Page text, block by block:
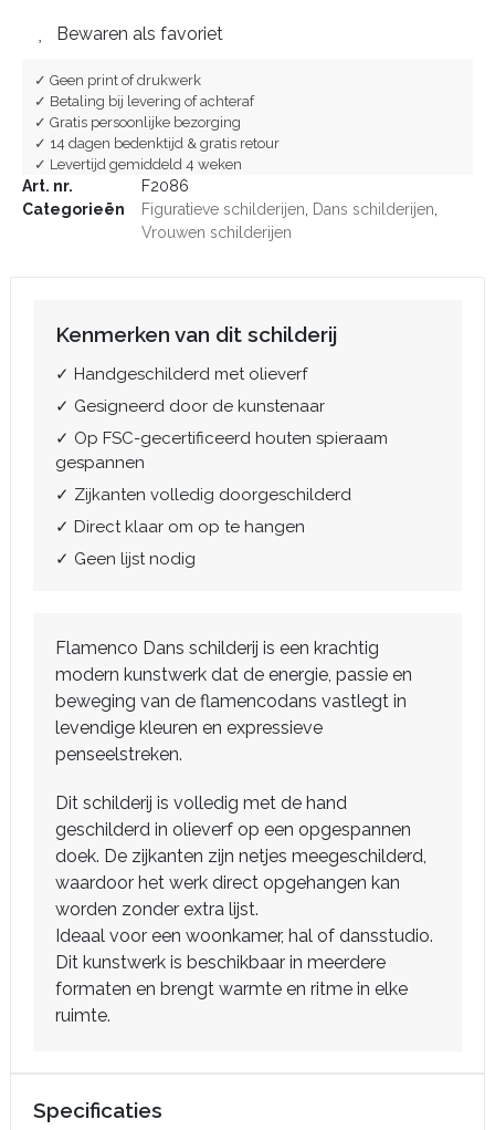
Bewaren als favoriet
✓ Geen print of drukwerk
✓ Betaling bij levering of achteraf
✓ Gratis persoonlijke bezorging
✓ 14 dagen bedenktijd & gratis retour
✓ Levertijd gemiddeld 4 weken
Art. nr.
F2086
Categorieën
Figuratieve schilderijen Dans schilderijen
Vrouwen schilderijen
Kenmerken van dit schilderij
✓ Handgeschilderd met olieverf
✓ Gesigneerd door de kunstenaar
✓ Op FSC-gecertificeerd houten spieraam
gespannen
✓ Zijkanten volledig doorgeschilderd
✓ Direct klaar om op te hangen
✓ Geen lijst nodig
Flamenco Dans schilderij is een krachtig
modern kunstwerk dat de energie, passie en
beweging van de flamencodans vastlegt in
levendige kleuren en expressieve
penseelstreken.
Dit schilderij is volledig met de hand
geschilderd in olieverf op een opgespannen
doek. De zijkanten zijn netjes meegeschilderd,
waardoor het werk direct opgehangen kan
worden zonder extra lijst.
Ideaal voor een woonkamer, hal of dansstudio.
Dit kunstwerk is beschikbaar in meerdere
formaten en brengt warmte en ritme in elke
ruimte.
Specificaties